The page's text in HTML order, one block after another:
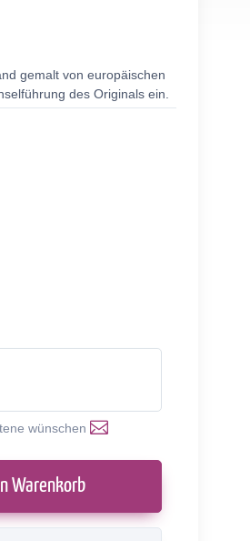
gemalt von europäischen
des Originals ein.
wünschen
Warenkorb